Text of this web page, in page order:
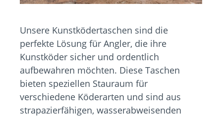
Unsere Kunstködertaschen sind die
perfekte Lösung für Angler, die ihre
Kunstköder sicher und ordentlich
aufbewahren möchten. Diese Taschen
bieten speziellen Stauraum für
verschiedene Köderarten und sind aus
strapazierfähigen, wasserabweisenden